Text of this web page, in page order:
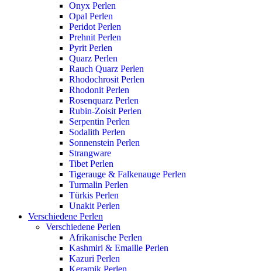
Onyx Perlen
Opal Perlen
Peridot Perlen
Prehnit Perlen
Pyrit Perlen
Quarz Perlen
Rauch Quarz Perlen
Rhodochrosit Perlen
Rhodonit Perlen
Rosenquarz Perlen
Rubin-Zoisit Perlen
Serpentin Perlen
Sodalith Perlen
Sonnenstein Perlen
Strangware
Tibet Perlen
Tigerauge & Falkenauge Perlen
Turmalin Perlen
Türkis Perlen
Unakit Perlen
Verschiedene Perlen
Verschiedene Perlen
Afrikanische Perlen
Kashmiri & Emaille Perlen
Kazuri Perlen
Keramik Perlen